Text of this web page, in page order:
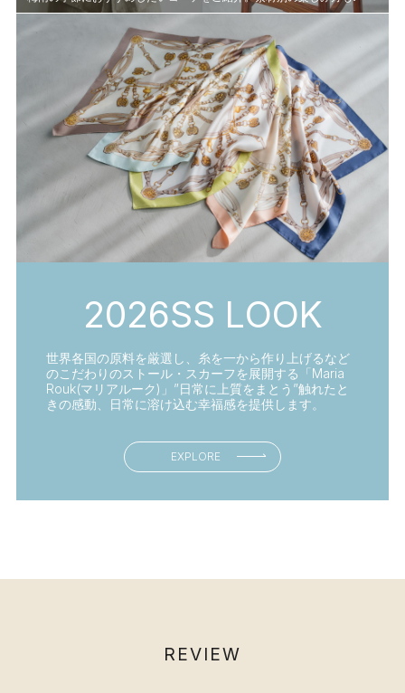
2026SS LOOK
世界各国の原料を厳選し、糸を一から作り上げるなど
のこだわりのストール・スカーフを展開する「Maria
Rouk(マリアルーク)」”日常に上質をまとう”触れたと
きの感動、日常に溶け込む幸福感を提供します。
EXPLORE
R EVI EW